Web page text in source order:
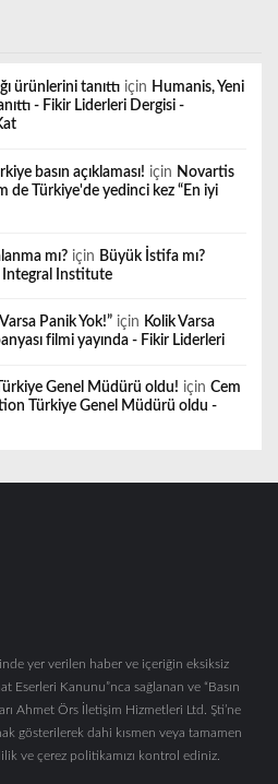
ürünlerini tanıttı için Humanis, Yeni
- Fikir Liderleri Dergisi -
basın açıklaması! için Novartis
de Türkiye'de yedinci kez “En iyi
mı? için Büyük İstifa mı?
Integral Institute
Panik Yok!” için Kolik Varsa
filmi yayında - Fikir Liderleri
Genel Müdürü oldu! için Cem
Türkiye Genel Müdürü oldu -
yer verilen haber ve içeriğin eksiksiz
Eserleri Kanunu”nca sağlanan ve “Basın
Ahmet Örs İletişim Hizmetleri Ltd. Şti’ne
gösterilerek dahi kısmen veya tamamen
ve çerez politikamızı kontrol ediniz.